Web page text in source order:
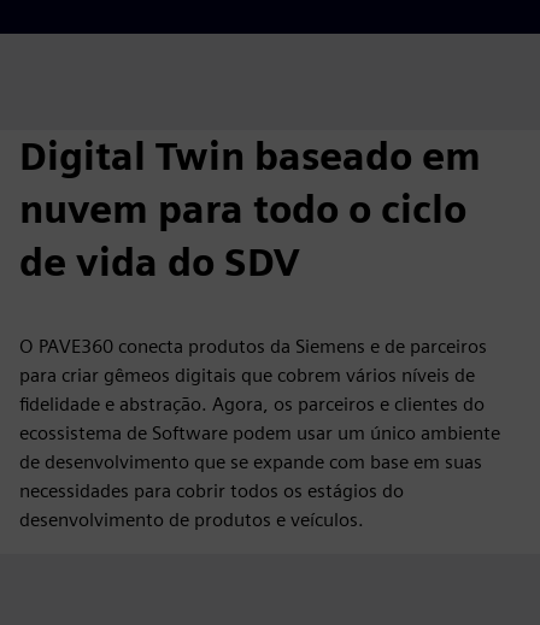
Digital Twin baseado em
nuvem para todo o ciclo
de vida do SDV
O PAVE360 conecta produtos da Siemens e de parceiros
para criar gêmeos digitais que cobrem vários níveis de
fidelidade e abstração. Agora, os parceiros e clientes do
ecossistema de Software podem usar um único ambiente
de desenvolvimento que se expande com base em suas
necessidades para cobrir todos os estágios do
desenvolvimento de produtos e veículos.